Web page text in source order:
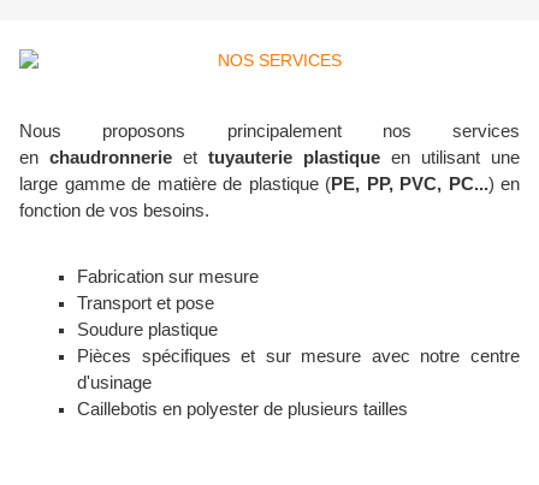
Nous proposons principalement nos services
en chaudronnerie et tuyauterie plastique en utilisant une
large gamme de matière de plastique (PE, PP, PVC, PC...) en
fonction de vos besoins.
Fabrication sur mesure
Transport et pose
Soudure plastique
Pièces spécifiques et sur mesure avec notre centre
d'usinage
Caillebotis en polyester de plusieurs tailles